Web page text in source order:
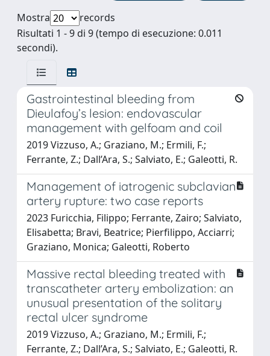
Mostra
records
Risultati 1 - 9 di 9 (tempo di esecuzione: 0.011
secondi).
Gastrointestinal bleeding from
Dieulafoy’s lesion: endovascular
management with gelfoam and coil
2019 Vizzuso, A.; Graziano, M.; Ermili, F.;
Ferrante, Z.; Dall’Ara, S.; Salviato, E.; Galeotti, R.
Management of iatrogenic subclavian
artery rupture: two case reports
2023 Furicchia, Filippo; Ferrante, Zairo; Salviato,
Elisabetta; Bravi, Beatrice; Pierfilippo, Acciarri;
Graziano, Monica; Galeotti, Roberto
Massive rectal bleeding treated with
transcatheter artery embolization: an
unusual presentation of the solitary
rectal ulcer syndrome
2019 Vizzuso, A.; Graziano, M.; Ermili, F.;
Ferrante, Z.; Dall’Ara, S.; Salviato, E.; Galeotti, R.